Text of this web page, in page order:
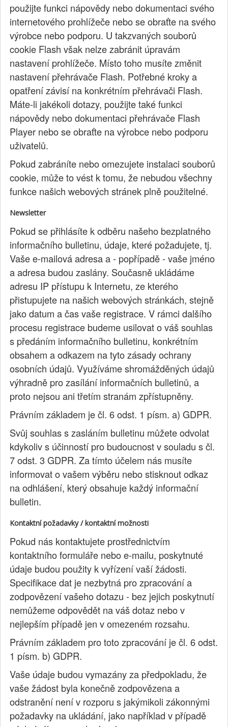
použijte funkci nápovědy nebo dokumentaci svého
internetového prohlížeče nebo se obraťte na svého
výrobce nebo podporu. U takzvaných souborů
cookie Flash však nelze zabránit úpravám
nastavení prohlížeče. Místo toho musíte změnit
nastavení přehrávače Flash. Potřebné kroky a
opatření závisí na konkrétním přehrávači Flash.
Máte-li jakékoli dotazy, použijte také funkci
nápovědy nebo dokumentaci přehrávače Flash
Player nebo se obraťte na výrobce nebo podporu
uživatelů.
Pokud zabráníte nebo omezujete instalaci souborů
cookie, může to vést k tomu, že nebudou všechny
funkce našich webových stránek plně použitelné.
Newsletter
Pokud se přihlásíte k odběru našeho bezplatného
informačního bulletinu, údaje, které požadujete, tj.
Vaše e-mailová adresa a - popřípadě - vaše jméno
a adresa budou zaslány. Současně ukládáme
adresu IP přístupu k Internetu, ze kterého
přistupujete na našich webových stránkách, stejně
jako datum a čas vaše registrace. V rámci dalšího
procesu registrace budeme usilovat o váš souhlas
s předáním informačního bulletinu, konkrétním
obsahem a odkazem na tyto zásady ochrany
osobních údajů. Využíváme shromážděných údajů
výhradně pro zasílání informačních bulletinů, a
proto nejsou ani třetím stranám zpřístupněny.
Právním základem je čl. 6 odst. 1 písm. a) GDPR.
Svůj souhlas s zasláním bulletinu můžete odvolat
kdykoliv s účinností pro budoucnost v souladu s čl.
7 odst. 3 GDPR. Za tímto účelem nás musíte
informovat o vašem výběru nebo stisknout odkaz
na odhlášení, který obsahuje každý informační
bulletin.
Kontaktní požadavky / kontaktní možnosti
Pokud nás kontaktujete prostřednictvím
kontaktního formuláře nebo e-mailu, poskytnuté
údaje budou použity k vyřízení vaší žádosti.
Specifikace dat je nezbytná pro zpracování a
zodpovězení vašeho dotazu - bez jejich poskytnutí
nemůžeme odpovědět na váš dotaz nebo v
nejlepším případě jen v omezeném rozsahu.
Právním základem pro toto zpracování je čl. 6 odst.
1 písm. b) GDPR.
Vaše údaje budou vymazány za předpokladu, že
vaše žádost byla konečně zodpovězena a
odstranění není v rozporu s jakýmikoli zákonnými
požadavky na ukládání, jako například v případě